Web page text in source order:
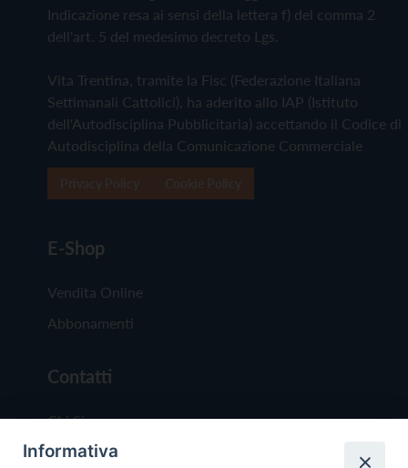
Indicazione resa ai sensi della lettera f) del comma 2
dell'art. 5 del medesimo decreto Lgs.
Vita Trentina, tramite la Fisc (Federazione Italiana
Settimanali Cattolici), ha aderito allo IAP (Istituto
dell'Autodisciplina Pubblicitaria) accettando il Codice di
Autodisciplina della Comunicazione Commerciale
E-Shop
Vendita Online
Abbonamenti
Contatti
Chi Siamo
Redazione
Informativa